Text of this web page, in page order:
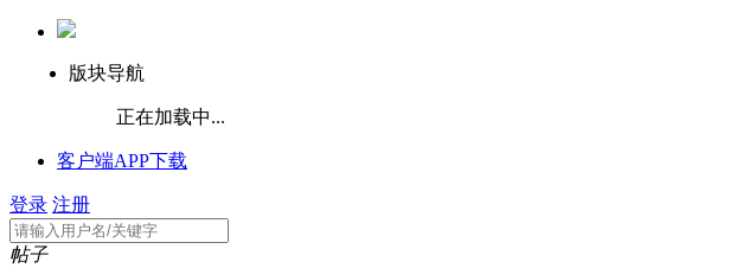
版块导航
正在加载中...
客户端APP下载
登录 注册
帖子